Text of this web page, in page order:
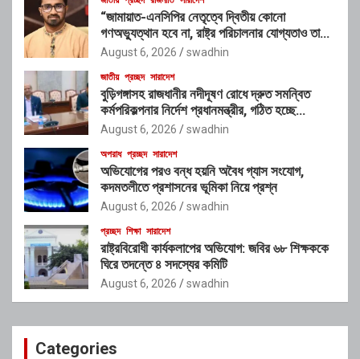
“জামায়াত-এনসিপির নেতৃত্বে দ্বিতীয় কোনো
গণঅভ্যুত্থান হবে না, রাষ্ট্র পরিচালনার যোগ্যতাও তাদের
নেই”: রাশেদ খাঁনের
August 6, 2026 swadhin
জাতীয় প্রচ্ছদ সারাদেশ
বুড়িগঙ্গাসহ রাজধানীর নদীদূষণ রোধে দ্রুত সমন্বিত
কর্মপরিকল্পনার নির্দেশ প্রধানমন্ত্রীর, গঠিত হচ্ছে
আন্তঃসংস্থা সমন্বয় কমিটি
August 6, 2026 swadhin
অপরাধ প্রচ্ছদ সারাদেশ
অভিযোগের পরও বন্ধ হয়নি অবৈধ গ্যাস সংযোগ,
কদমতলীতে প্রশাসনের ভূমিকা নিয়ে প্রশ্ন
August 6, 2026 swadhin
প্রচ্ছদ শিক্ষা সারাদেশ
রাষ্ট্রবিরোধী কার্যকলাপের অভিযোগ: জবির ৬৮ শিক্ষককে
ঘিরে তদন্তে ৪ সদস্যের কমিটি
August 6, 2026 swadhin
Categories